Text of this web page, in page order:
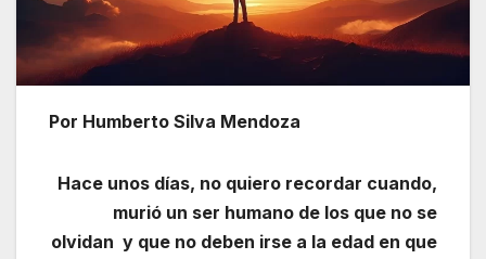
Por Humberto Silva Mendoza
Hace unos días, no quiero recordar cuando,
murió un ser humano de los que no se
olvidan y que no deben irse a la edad en que